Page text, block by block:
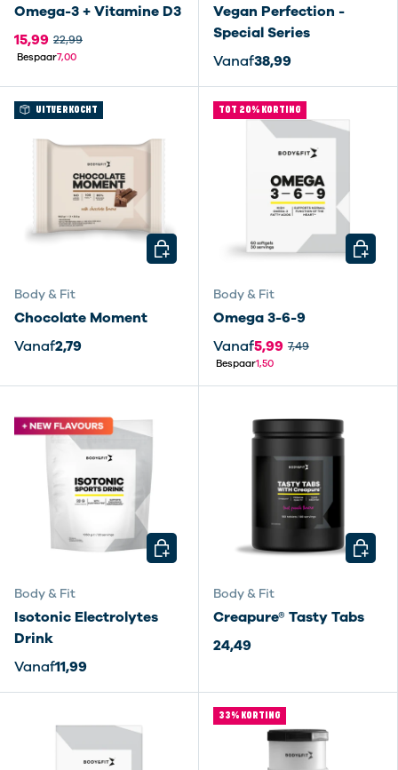
Omega-3 + Vitamine D3
15,99 22,99
Bespaar7,00
Vegan Perfection -
Special Series
Vanaf38,99
UITVERKOCHT
Body & Fit
Chocolate Moment
Vanaf2,79
KIES MOGELIJKHEDEN
TOT 20% KORTING
Body & Fit
Omega 3-6-9
Vanaf5,99 7,49
Bespaar1,50
KIES
Body & Fit
Isotonic Electrolytes
Drink
Vanaf11,99
KIES MOGELIJKHEDEN
Body & Fit
Creapure® Tasty Tabs
24,49
KIES
33% KORTING